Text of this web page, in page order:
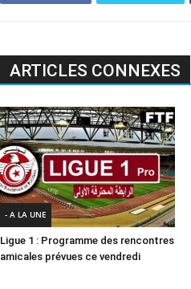
ARTICLES CONNEXES
- A LA UNE
Ligue 1 : Programme des rencontres
amicales prévues ce vendredi